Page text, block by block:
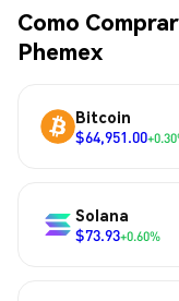
Como
Phemex
Bitcoin
$64,951.00
Solana
$73.93+0.60%